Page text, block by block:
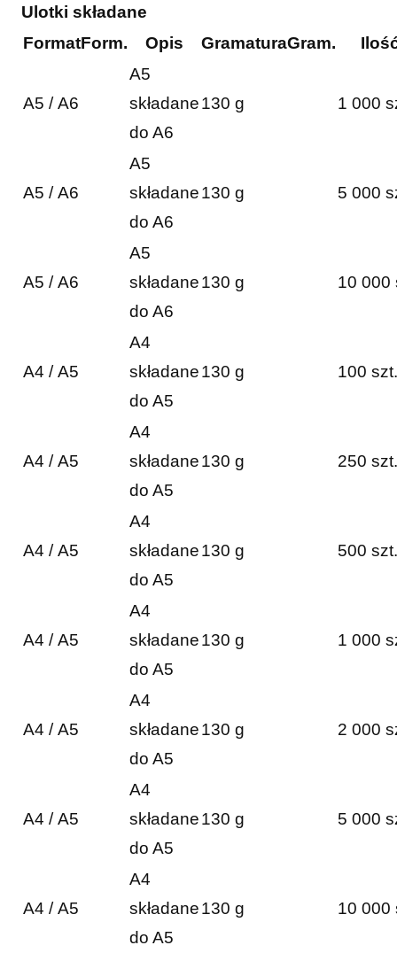
Ulotki składane
FormatForm. Opis GramaturaGram.
A5 / A6
A5
składane
do A6
130 g 1 000
A5 / A6
A5
składane
do A6
130 g 5 000
A5 / A6
A5
składane
do A6
130 g 10 000
A4 / A5
A4
składane
do A5
130 g 100 szt.
A4 / A5
A4
składane
do A5
130 g 250 szt.
A4 / A5
A4
składane
do A5
130 g 500 szt.
A4 / A5
A4
składane
do A5
130 g 1 000
A4 / A5
A4
składane
do A5
130 g 2 000
A4 / A5
A4
składane
do A5
130 g 5 000
A4 / A5
A4
składane
do A5
130 g 10 000